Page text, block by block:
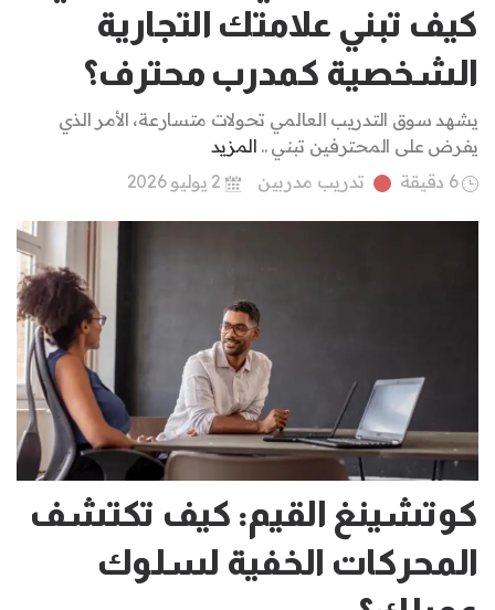
كيف تبني علامتك التجارية
الشخصية كمدرب محترف؟
يشهد سوق التدريب العالمي تحولات متسارعة، الأمر الذي
يفرض على المحترفين تبني .. المزيد
6 دقيقة
تدريب مدربين
كوتشينغ القيم: كيف تكتشف
المحركات الخفية لسلوك